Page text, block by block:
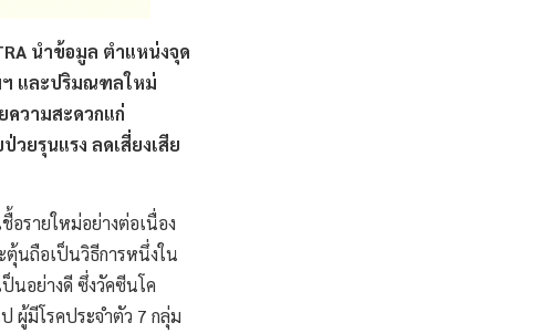
นำข้อมูล ตำแหน่งจุด
ฯ และปริมณฑลใหม่
ความสะดวกแก่
ยรุนแรง ลดเสี่ยงเสีย
รายใหม่อย่างต่อเนื่อง
ตุ้นถือเป็นวิธีการหนึ่งใน
นอย่างดี ซึ่งวัคซีนโค
ผู้มีโรคประจำตัว 7 กลุ่ม